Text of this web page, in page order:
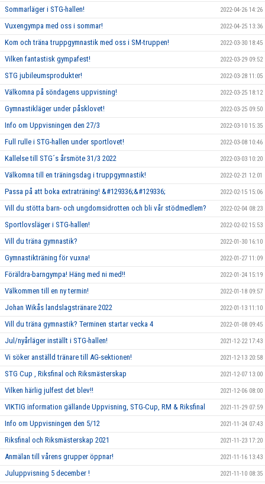
Sommarläger i STG-hallen! 2022-04-26 14:26
Vuxengympa med oss i sommar! 2022-04-25 13:36
Kom och träna truppgymnastik med oss i SM-truppen! 2022-03-30 18:45
Vilken fantastisk gympafest! 2022-03-29 09:52
STG jubileumsprodukter! 2022-03-28 11:05
Välkomna på söndagens uppvisning! 2022-03-25 18:12
Gymnastikläger under påsklovet! 2022-03-25 09:50
Info om Uppvisningen den 27/3 2022-03-10 15:35
Full rulle i STG-hallen under sportlovet! 2022-03-08 10:46
Kallelse till STG´s årsmöte 31/3 2022 2022-03-03 10:20
Välkomna till en träningsdag i truppgymnastik! 2022-02-21 12:01
Passa på att boka extraträning! &#129336;&#129336; 2022-02-15 15:06
Vill du stötta barn- och ungdomsidrotten och bli vår stödmedlem? 2022-02-04 08:23
Sportlovsläger i STG-hallen! 2022-02-02 15:53
Vill du träna gymnastik? 2022-01-30 16:10
Gymnastikträning för vuxna! 2022-01-27 11:09
Föräldra-barngympa! Häng med ni med!! 2022-01-24 15:19
Välkommen till en ny termin! 2022-01-18 09:57
Johan Wikås landslagstränare 2022 2022-01-13 11:10
Vill du träna gymnastik? Terminen startar vecka 4 2022-01-08 09:45
Jul/nyårläger inställt i STG-hallen! 2021-12-22 17:43
Vi söker anställd tränare till AG-sektionen! 2021-12-13 20:58
STG Cup , Riksfinal och Riksmästerskap 2021-12-07 13:00
Vilken härlig julfest det blev!! 2021-12-06 08:00
VIKTIG information gällande Uppvisning, STG-Cup, RM & Riksfinal 2021-11-29 07:59
Info om Uppvisningen den 5/12 2021-11-24 07:43
Riksfinal och Riksmästerskap 2021 2021-11-23 17:20
Anmälan till vårens grupper öppnar! 2021-11-16 13:43
Juluppvisning 5 december ! 2021-11-10 08:35